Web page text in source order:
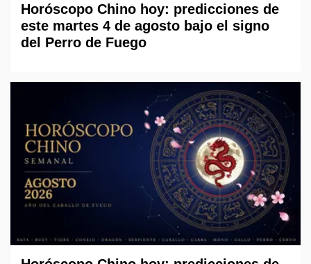
Horóscopo Chino hoy: predicciones de
este martes 4 de agosto bajo el signo
del Perro de Fuego